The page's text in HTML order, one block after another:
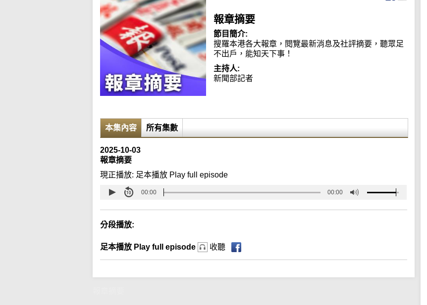
報章摘要
節目簡介:
搜羅本港各大報章，閱覽最新消息及社評摘要，聽眾足
不出戶，能知天下事！
主持人:
新聞部記者
本集內容 所有集數
2025-10-03
報章摘要
現正播放: 足本播放 Play full episode
00:00 00:00
分段播放:
足本播放 Play full episode 收聽